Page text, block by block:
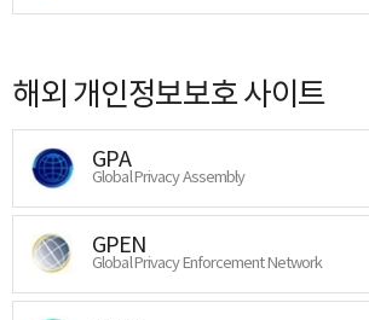
해외 개인정보보호 사이트
GPA
Global Privacy Assembly
GPEN
Global Privacy Enforcement Network